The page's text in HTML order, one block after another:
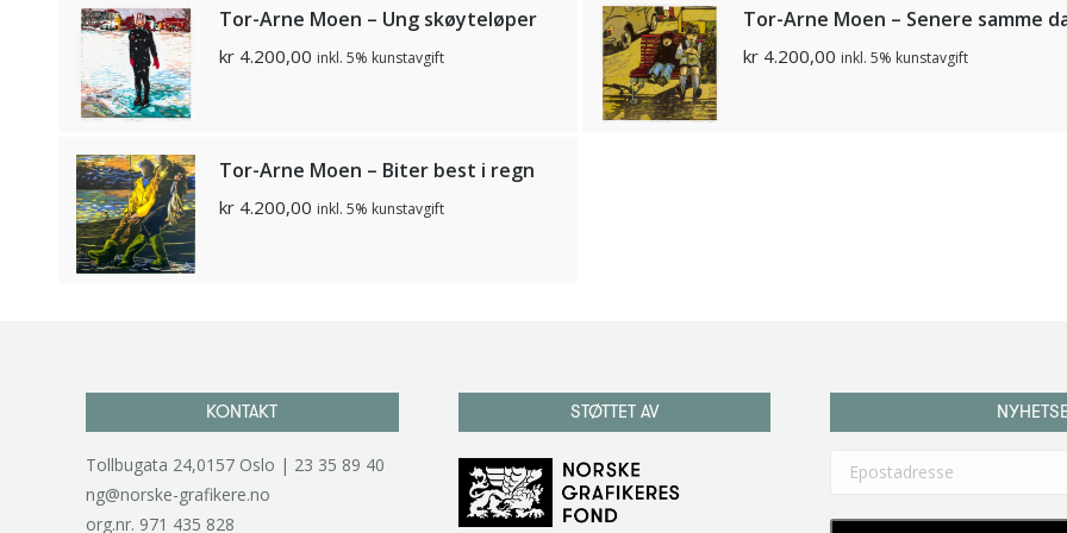
Tor-Arne Moen – Ung skøyteløper
kr 4.200,00 inkl. 5% kunstavgift
Tor-Arne Moen – Senere samme
kr4.200,00 inkl. 5% kunstavgift
Tor-Arne Moen – Biter best i regn
kr 4.200,00 inkl. 5% kunstavgift
KONTAKT
Tollbugata 24,0157 Oslo | 23 35 89 40
ng@norske-grafikere.no
org.nr. 971 435 828
STØTTET AV